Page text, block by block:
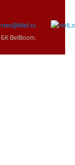
БК BetBoom.